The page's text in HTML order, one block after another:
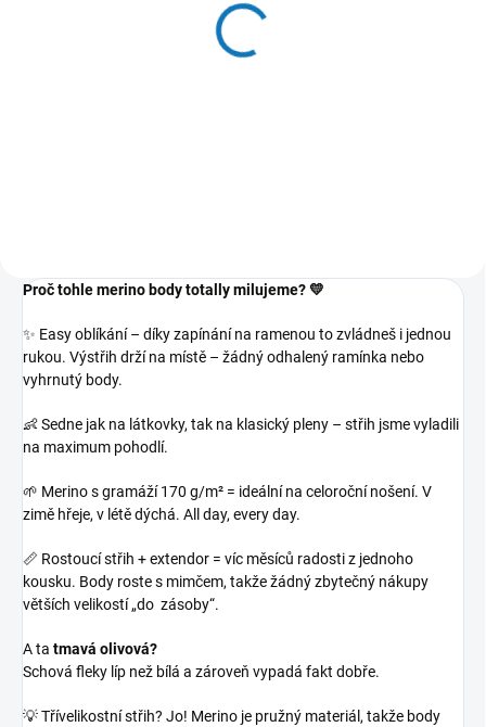
Merino legíny vysoký pas
s manžetou tenké dětské
Proč tohle merino body totally milujeme? 💛
✨ Easy oblíkání – díky zapínání na ramenou to zvládneš i jednou
rukou. Výstřih drží na místě – žádný odhalený ramínka nebo
vyhrnutý body.
👶 Sedne jak na látkovky, tak na klasický pleny – střih jsme vyladili
na maximum pohodlí.
🌱 Merino s gramáží 170 g/m² = ideální na celoroční nošení. V
zimě hřeje, v létě dýchá. All day, every day.
📏 Rostoucí střih + extendor = víc měsíců radosti z jednoho
kousku. Body roste s mimčem, takže žádný zbytečný nákupy
větších velikostí „do zásoby“.
A ta tmavá olivová?
Schová fleky líp než bílá a zároveň vypadá fakt dobře.
💡 Třívelikostní střih? Jo! Merino je pružný materiál, takže body